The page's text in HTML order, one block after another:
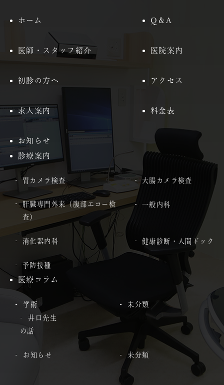
ホーム Q＆A
医師・スタッフ紹介 医院案内
初診の方へ アクセス
求人案内 料金表
お知らせ
診療案内
胃カメラ検査 大腸カメラ検査
肝臓専門外来（腹部エコー検
査）
一般内科
消化器内科 健康診断・人間ドック
予防接種
医療コラム
学術
井口先生
の話
未分類
お知らせ 未分類